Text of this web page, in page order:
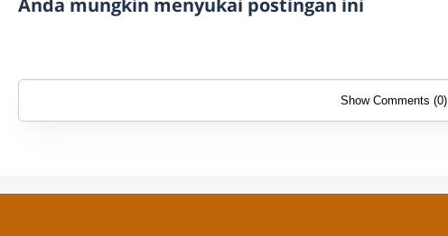
Anda mungkin menyukai postingan ini
Show Comments (0)